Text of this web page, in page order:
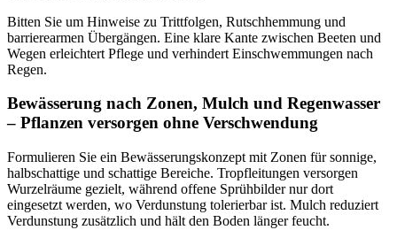
Bitten Sie um Hinweise zu Trittfolgen, Rutschhemmung und
barrierearmen Übergängen. Eine klare Kante zwischen Beeten und
Wegen erleichtert Pflege und verhindert Einschwemmungen nach
Regen.
Bewässerung nach Zonen, Mulch und Regenwasser
– Pflanzen versorgen ohne Verschwendung
Formulieren Sie ein Bewässerungskonzept mit Zonen für sonnige,
halbschattige und schattige Bereiche. Tropfleitungen versorgen
Wurzelräume gezielt, während offene Sprühbilder nur dort
eingesetzt werden, wo Verdunstung tolerierbar ist. Mulch reduziert
Verdunstung zusätzlich und hält den Boden länger feucht.